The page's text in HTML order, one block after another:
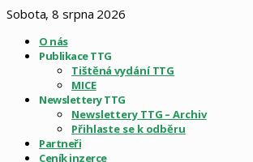
Sobota, 8 srpna 2026
O nás
Publikace TTG
Tištěná vydání TTG
MICE
Newslettery TTG
Newslettery TTG – Archiv
Přihlaste se k odběru
Partneři
Ceník inzerce